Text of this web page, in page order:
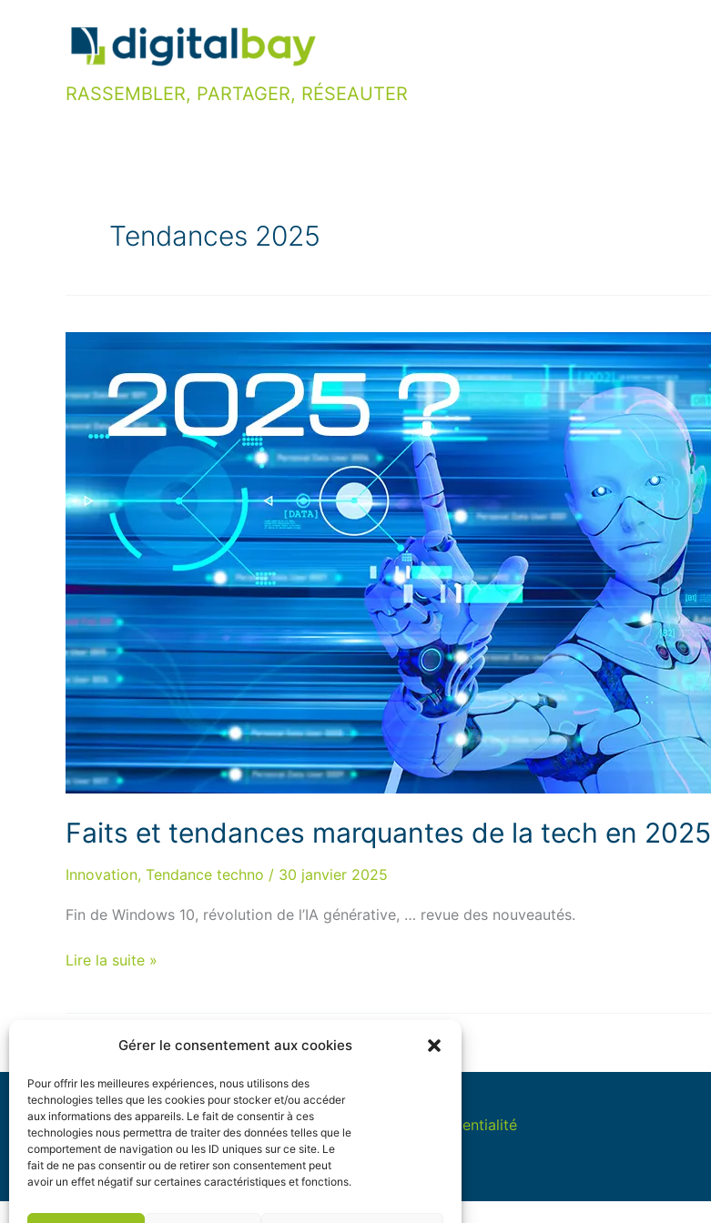
Gérer le consentement aux cookies
Pour offrir les meilleures expériences, nous utilisons des
technologies telles que les cookies pour stocker et/ou accéder
aux informations des appareils. Le fait de consentir à ces
technologies nous permettra de traiter des données telles que le
comportement de navigation ou les ID uniques sur ce site. Le
fait de ne pas consentir ou de retirer son consentement peut
avoir un effet négatif sur certaines caractéristiques et fonctions.
RASSEMBLER, PARTAGER, RÉSEAUTER
Tendances 2025
Faits et tendances marquantes de la tech en 2025
Innovation, Tendance techno / 30 janvier 2025
Fin de Windows 10, révolution de l’IA générative, … revue des nouveautés.
Faits
la
tech
en
2025
Lire la suite »
Plan du site Mentions légales
Politique de confidentialité
Politique de cookies (UE)